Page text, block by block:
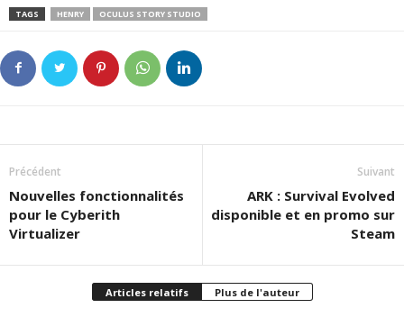
TAGS HENRY OCULUS STORY STUDIO
Précédent
Nouvelles fonctionnalités
pour le Cyberith
Virtualizer
Suivant
ARK : Survival Evolved
disponible et en promo sur
Steam
Articles relatifs Plus de l'auteur